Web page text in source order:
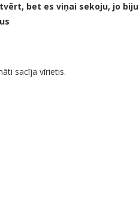
bet es viņai sekoju, jo biju
sacīja vīrietis.